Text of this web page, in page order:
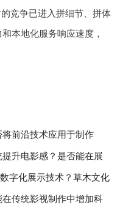
竞争已进入拼细节、拼体
本地化服务响应速度，
将前沿技术应用于制作
升电影感？是否能在展
字化展示技术？草木文化
传统影视制作中增加科